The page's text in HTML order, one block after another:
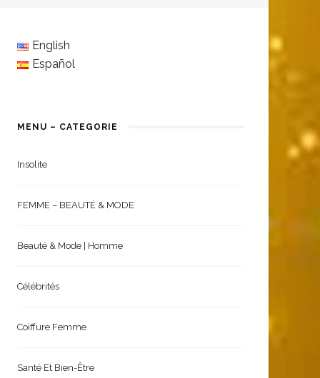
English
Español
MENU – CATEGORIE
Insolite
FEMME – BEAUTÉ & MODE
Beauté & Mode | Homme
Célébrités
Coiffure Femme
Santé Et Bien-Être